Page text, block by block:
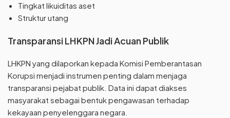
Tingkat likuiditas aset
Struktur utang
Transparansi LHKPN Jadi Acuan Publik
LHKPN yang dilaporkan kepada Komisi Pemberantasan
Korupsi menjadi instrumen penting dalam menjaga
transparansi pejabat publik. Data ini dapat diakses
masyarakat sebagai bentuk pengawasan terhadap
kekayaan penyelenggara negara.